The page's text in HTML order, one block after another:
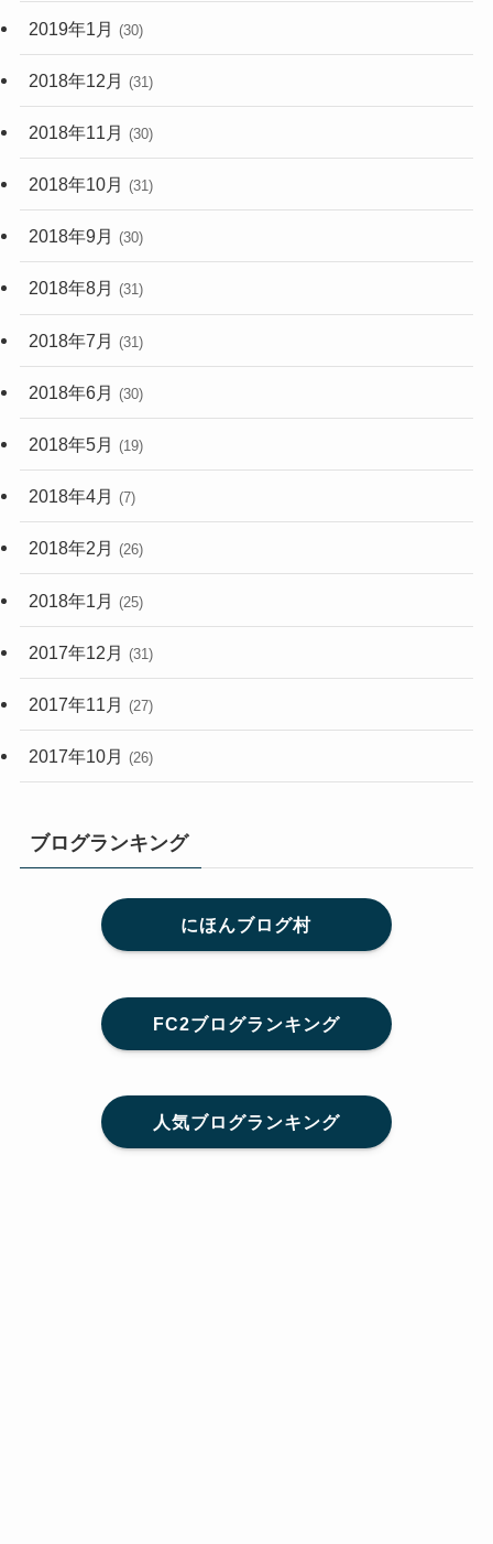
2019年1月 (30)
2018年12月 (31)
2018年11月 (30)
2018年10月 (31)
2018年9月 (30)
2018年8月 (31)
2018年7月 (31)
2018年6月 (30)
2018年5月 (19)
2018年4月 (7)
2018年2月 (26)
2018年1月 (25)
2017年12月 (31)
2017年11月 (27)
2017年10月 (26)
ブログランキング
にほんブログ村
FC2ブログランキング
人気ブログランキング